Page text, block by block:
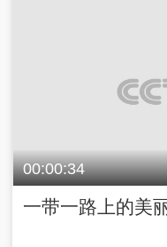
00:00:34
一带一路上的美